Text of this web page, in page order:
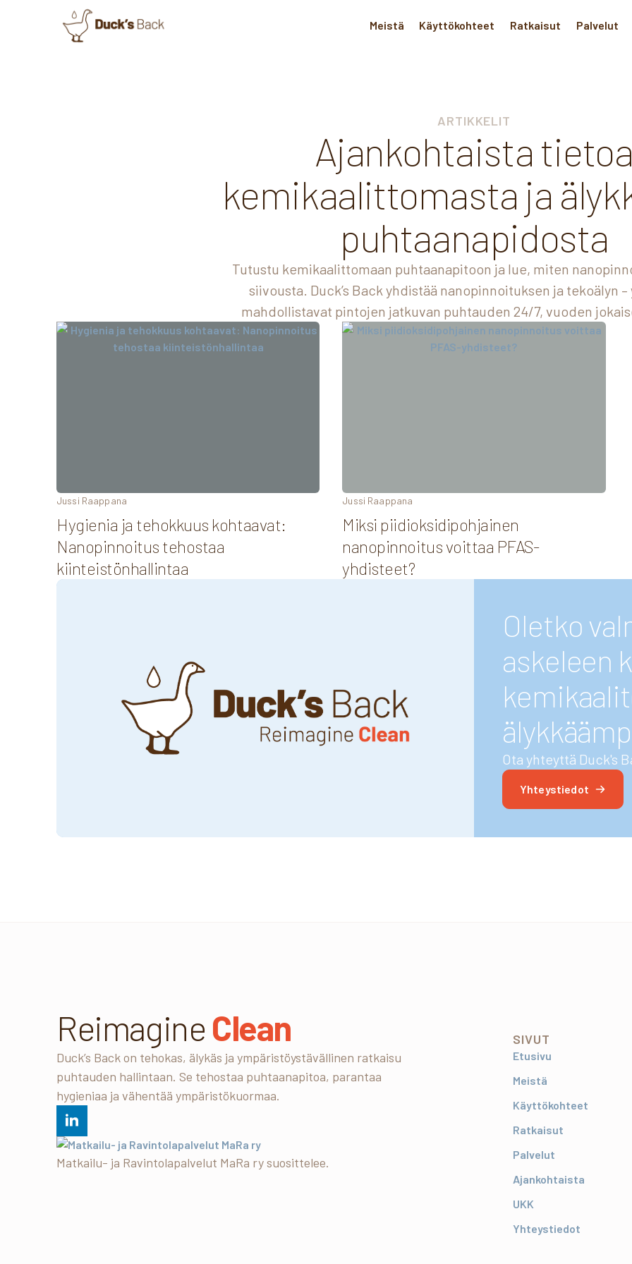
Meistä Käyttökohteet Ratkaisut Palvelut
ARTIKKELIT
Ajankohtaista tietoa
kemikaalittomasta ja
puhtaanapidosta
Tutustu kemikaalittomaan puhtaanapitoon ja lue, miten
siivousta. Duck’s Back yhdistää nanopinnoituksen ja tekoälyn –
mahdollistavat pintojen jatkuvan puhtauden 24/7, vuoden
Hygienia ja tehokkuus kohtaavat:
Nanopinnoitus tehostaa
kiinteistönhallintaa
Jussi Raappana
Miksi piidioksidipohjainen
nanopinnoitus voittaa PFAS-
yhdisteet?
Jussi Raappana
Oletko
askeleen
Ota yhteyttä Duck's
Yhteystiedot
Reimagine Clean
Duck’s Back on tehokas, älykäs ja ympäristöystävällinen ratkaisu
puhtauden hallintaan. Se tehostaa puhtaanapitoa, parantaa
hygieniaa ja vähentää ympäristökuormaa.
Matkailu- ja Ravintolapalvelut MaRa ry suosittelee.
SIVUT
Etusivu
Meistä
Käyttökohteet
Ratkaisut
Palvelut
Ajankohtaista
UKK
Yhteystiedot